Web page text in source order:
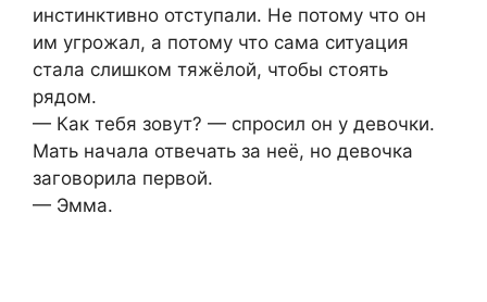
инстинктивно отступали. Не потому что он
им угрожал, а потому что сама ситуация
стала слишком тяжёлой, чтобы стоять
рядом.
— Как тебя зовут? — спросил он у девочки.
Мать начала отвечать за неё, но девочка
заговорила первой.
— Эмма.